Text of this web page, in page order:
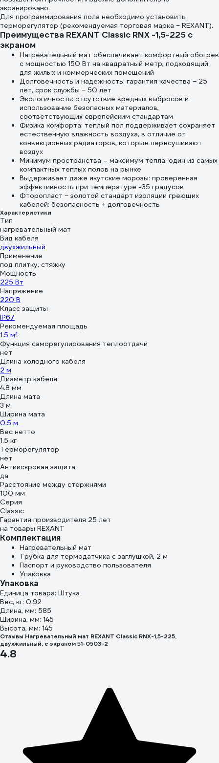
экранировано.
Для программирования пола необходимо установить
терморегулятор (рекомендуемая торговая марка − REXANT).
Преимущества REXANT Classic RNX -1,5-225 с
экраном
Нагревательный мат обеспечивает комфортный обогрев
с мощностью 150 Вт на квадратный метр, подходящий
для жилых и коммерческих помещений
Долговечность и надежность: гарантия качества − 25
лет, срок службы − 50 лет
Экологичность: отсутствие вредных выбросов и
использование безопасных материалов,
соответствующих европейским стандартам
Физика комфорта: теплый пол поддерживает сохраняет
естественную влажность воздуха, в отличие от
конвекционных радиаторов, которые пересушивают
воздух
Минимум пространства – максимум тепла: один из самых
компактных теплых полов на рынке
Выдерживает даже якутские морозы: проверенная
эффективность при температуре -35 градусов
Фторопласт − золотой стандарт изоляции греющих
кабелей: безопасность + долговечность
Характеристики
Тип
нагревательный мат
Вид кабеля
двухжильный
Применение
под плитку, стяжку
Мощность
225 Вт
Напряжение
220 В
Класс защиты
IP67
Рекомендуемая площадь
1.5 м²
Функция саморегулирования теплоотдачи
нет
Длина холодного кабеля
2 м
Диаметр кабеля
4.8 мм
Длина мата
3 м
Ширина мата
0.5 м
Вес нетто
1.5 кг
Терморегулятор
нет
Антиискровая защита
да
Расстояние между стержнями
100 мм
Серия
Classic
Гарантия производителя 25 лет
на товары REXANT
Комплектация
Нагревательный мат
Трубка для термодатчика с заглушкой, 2 м
Паспорт и руководство пользователя
Упаковка
Упаковка
Единица товара: Штука
Вес, кг: 0.92
Длина, мм: 585
Ширина, мм: 145
Высота, мм: 145
Отзывы Нагревательный мат REXANT Classic RNX-1,5-225,
двухжильный, с экраном 51-0503-2
4.8